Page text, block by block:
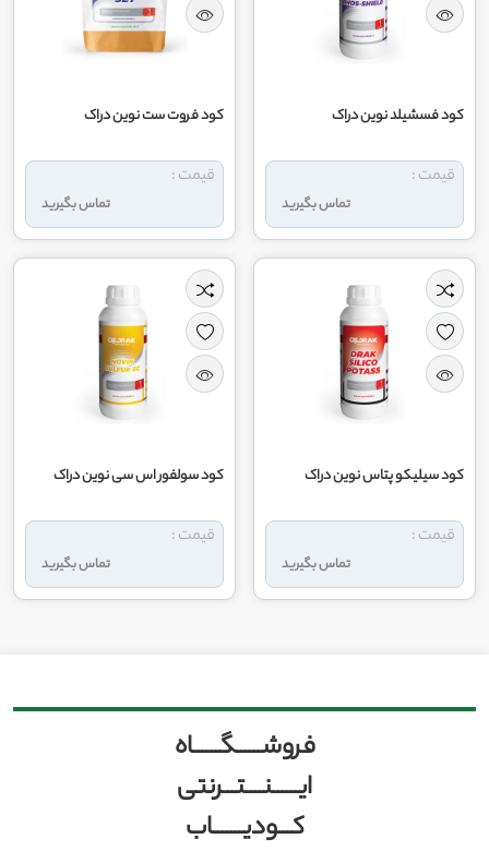
کود فسشیلد نوین دراک
تماس بگیرید
قیمت :
کود فروت ست نوین دراک
تماس بگیرید
قیمت :
کود سیلیکو پتاس نوین دراک
تماس بگیرید
قیمت :
کود سولفور اس سی نوین دراک
تماس بگیرید
قیمت :
فروشــــــگــــــاه
ایــــــنــــتـــرنتی
کـــودیـــــــاب